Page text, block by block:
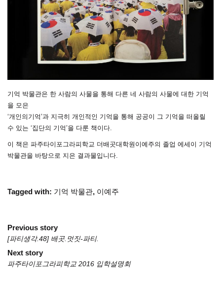
기억 박물관은 한 사람의 사물을 통해 다른 네 사람의 사물에 대한 기억
을 모은
‘개인의기억’과 지극히 개인적인 기억을 통해 공공이 그 기억을 떠올릴
수 있는 ‘집단의 기억’을 다룬 책이다.
이 책은 파주타이포그라피학교 더배곳대학원이예주의 졸업 에세이 기억
박물관을 바탕으로 지은 결과물입니다.
Tagged with: 기억 박물관, 이예주
navigation
Previous story
[파티생각.48] 배곳.멋짓-파티.
Next story
파주타이포그라피학교 2016 입학설명회